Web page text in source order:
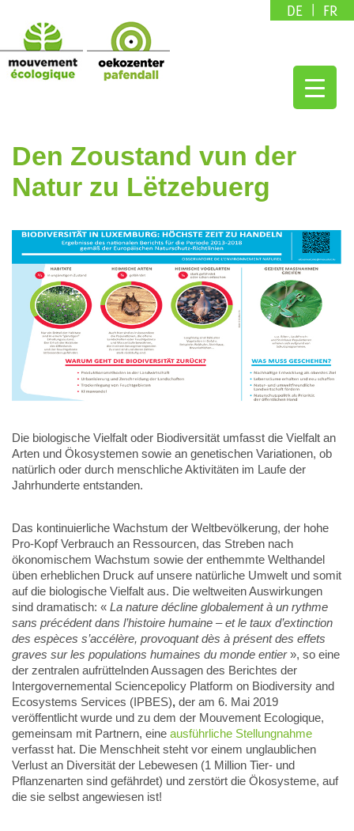
DE FR
Den Zoustand vun der
Natur zu Lëtzebuerg
Die biologische Vielfalt oder Biodiversität umfasst die Vielfalt an
Arten und Ökosystemen sowie an genetischen Variationen, ob
natürlich oder durch menschliche Aktivitäten im Laufe der
Jahrhunderte entstanden.
Das kontinuierliche Wachstum der Weltbevölkerung, der hohe
Pro-Kopf Verbrauch an Ressourcen, das Streben nach
ökonomischem Wachstum sowie der enthemmte Welthandel
üben erheblichen Druck auf unsere natürliche Umwelt und somit
auf die biologische Vielfalt aus. Die weltweiten Auswirkungen
sind dramatisch: « La nature décline globalement à un rythme
sans précédent dans l’histoire humaine – et le taux d’extinction
des espèces s’accélère, provoquant dès à présent des effets
graves sur les populations humaines du monde entier», so eine
der zentralen aufrüttelnden Aussagen des Berichtes der
Intergovernemental Sciencepolicy Platform on Biodiversity and
Ecosystems Services (IPBES), der am 6. Mai 2019
veröffentlicht wurde und zu dem der Mouvement Ecologique,
gemeinsam mit Partnern, eine ausführliche Stellungnahme
verfasst hat. Die Menschheit steht vor einem unglaublichen
Verlust an Diversität der Lebewesen (1 Million Tier- und
Pflanzenarten sind gefährdet) und zerstört die Ökosysteme, auf
die sie selbst angewiesen ist!